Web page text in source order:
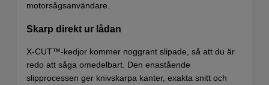
motorsågsanvändare.
Skarp direkt ur lådan
X-CUT™-kedjor kommer noggrant slipade, så att du är
redo att såga omedelbart. Den enastående
slipprocessen ger knivskarpa kanter, exakta snitt och